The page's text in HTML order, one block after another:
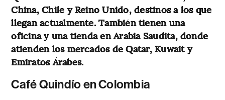
China, Chile y Reino Unido, destinos a los que
llegan actualmente. También tienen una
oficina y una tienda en Arabia Saudita, donde
atienden los mercados de Qatar, Kuwait y
Emiratos Árabes.
Café Quindío en Colombia